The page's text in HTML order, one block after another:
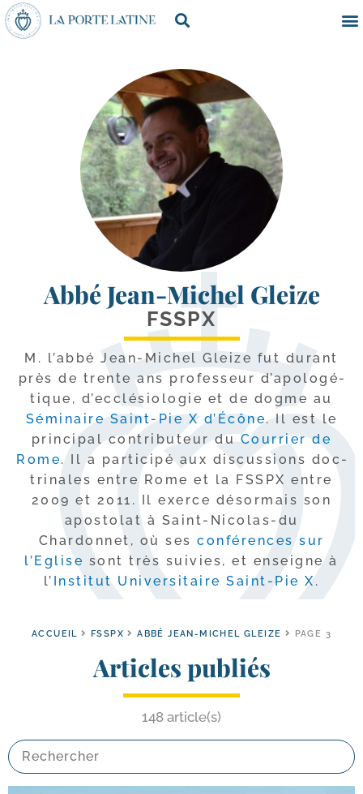
Abbé Jean-Michel Gleize
FSSPX
M. l’ab­bé Jean-​Michel Gleize fut durant
près de trente ans pro­fes­seur d’a­po­lo­gé­
tique, d’ec­clé­sio­lo­gie et de dogme au
Séminaire Saint-​Pie X d’Écône. Il est le
prin­ci­pal contri­bu­teur duCourrier de
Rome. Il a par­ti­ci­pé aux dis­cus­sions doc­
tri­nales entre Rome et la FSSPX entre
2009 et 2011. Il exerce désor­mais son
apos­to­lat à Saint-​Nicolas-​du
Chardonnet, où ses confé­rences sur
l’Eglise sont très sui­vies, et enseigne à
l’ Institut Universitaire Saint-​Pie X.
ACCUEIL FSSPX ABBÉ JEAN-MICHEL GLEIZE PAGE 3
Articles publiés
148 article(s)